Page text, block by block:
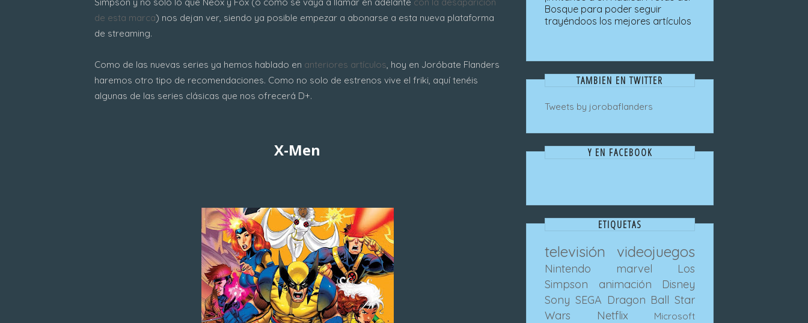
de esta marca) nos dejan ver, siendo ya posible empezar a abonarse a esta nueva plataforma
de streaming.
Como de las nuevas series ya hemos hablado en anteriores artículos, hoy en Joróbate Flanders
haremos otro tipo de recomendaciones. Como no solo de estrenos vive el friki, aquí tenéis
algunas de las series clásicas que nos ofrecerá D+.
X-Men
Bosque para poder seguir
trayéndoos los mejores artículos
TAMBIEN EN TWITTER
Tweets by jorobaflanders
Y EN FACEBOOK
ETIQUETAS
televisión videojuegos
Nintendo marvel
Los
Simpson
animación
Disney
Sony SEGA Dragon Ball Star
Wars
Netflix
Microsoft